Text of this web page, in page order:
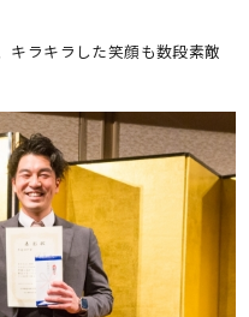
キラキラした笑顔も数段素敵